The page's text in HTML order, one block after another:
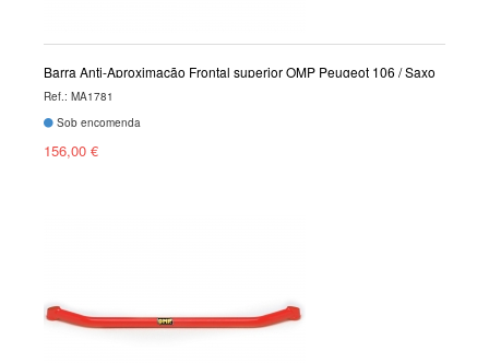
Barra Anti-Aproximação Frontal superior OMP Peugeot 106 / Saxo
Ref.: MA1781
Sob encomenda
156,00 €